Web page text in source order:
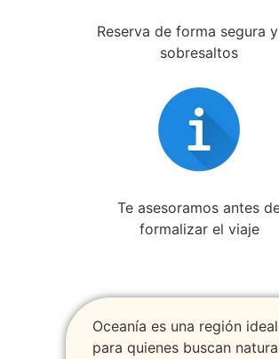
Reserva de forma segura
sobresaltos
Te asesoramos antes
formalizar el viaje
Oceanía es una región ideal
para quienes buscan